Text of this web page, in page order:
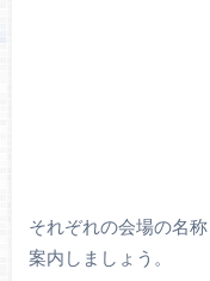
それぞれの会場の名
案内しましょう。